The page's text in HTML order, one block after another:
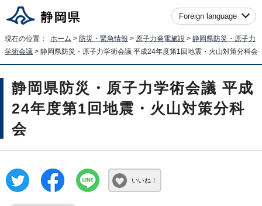
Foreign language
現在の位置： ホーム > 防災・緊急情報 > 原子力発電施設 > 静岡県防災・原子力
学術会議 > 静岡県防災・原子力学術会議 平成24年度第1回地震・火山対策分科会
静岡県防災・原子力学術会議 平成
24年度第1回地震・火山対策分科
会
いいね！